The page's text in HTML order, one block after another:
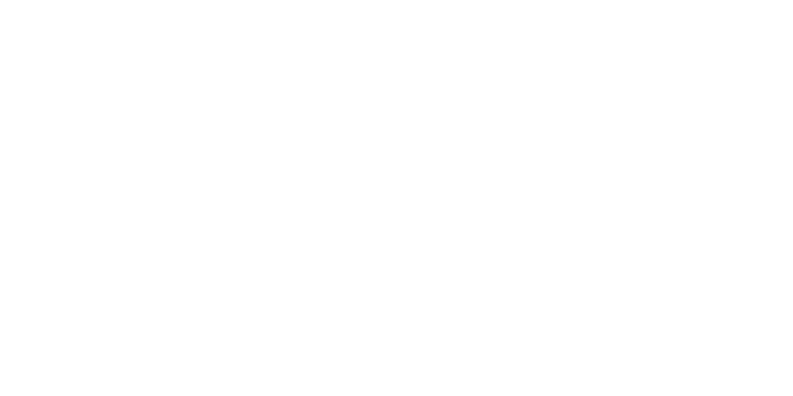
hombre.
hombre
azul para hombre
blanca y beige para hombre
- Sneaker verde, azul para hombre